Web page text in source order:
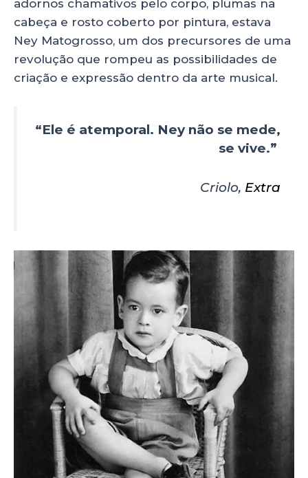
adornos chamativos pelo corpo, plumas na
cabeça e rosto coberto por pintura, estava
Ney Matogrosso, um dos precursores de uma
revolução que rompeu as possibilidades de
criação e expressão dentro da arte musical.
“Ele é atemporal. Ney não se mede,
se vive.”
Criolo, Extra